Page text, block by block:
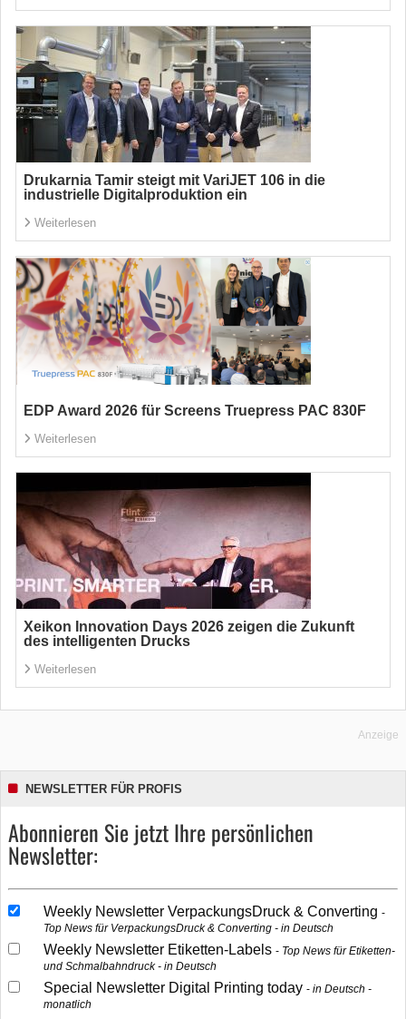
Drukarnia Tamir steigt mit VariJET 106 in die
industrielle Digitalproduktion ein
Weiterlesen
EDP Award 2026 für Screens Truepress PAC 830F
Weiterlesen
Xeikon Innovation Days 2026 zeigen die Zukunft
des intelligenten Drucks
Weiterlesen
Anzeige
NEWSLETTER FÜR PROFIS
Abonnieren Sie jetzt Ihre persönlichen
Newsletter:
Weekly Newsletter VerpackungsDruck & Converting
Top News für VerpackungsDruck & Converting - in Deutsch
Weekly Newsletter Etiketten-Labels
Top News für Etiketten-
und Schmalbahndruck - in Deutsch
Special Newsletter Digital Printing today
in Deutsch -
monatlich